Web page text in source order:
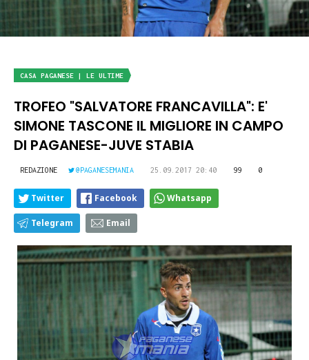
CASA PAGANESE | LE ULTIME
TROFEO "SALVATORE FRANCAVILLA": E'
SIMONE TASCONE IL MIGLIORE IN CAMPO
DI PAGANESE-JUVE STABIA
REDAZIONE @PAGANESEMANIA 25.09.2017 20:40 99 0
Twitter Facebook Whatsapp
Telegram Email